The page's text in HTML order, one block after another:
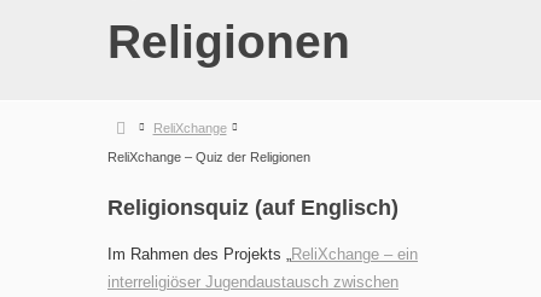
Religionen
ReliXchange
ReliXchange – Quiz der Religionen
Religionsquiz (auf Englisch)
Im Rahmen des Projekts „ ReliXchange – ein
interreligiöser Jugendaustausch zwischen